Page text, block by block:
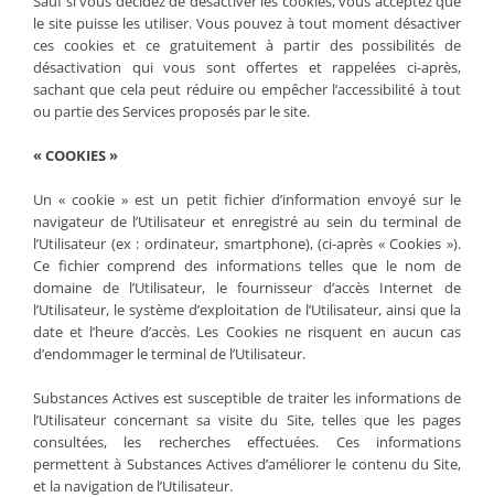
le site puisse les utiliser. Vous pouvez à tout moment désactiver
ces cookies et ce gratuitement à partir des possibilités de
désactivation qui vous sont offertes et rappelées ci-après,
sachant que cela peut réduire ou empêcher l’accessibilité à tout
ou partie des Services proposés par le site.
« COOKIES »
Un « cookie » est un petit fichier d’information envoyé sur le
navigateur de l’Utilisateur et enregistré au sein du terminal de
l’Utilisateur (ex : ordinateur, smartphone), (ci-après « Cookies »).
Ce fichier comprend des informations telles que le nom de
domaine de l’Utilisateur, le fournisseur d’accès Internet de
l’Utilisateur, le système d’exploitation de l’Utilisateur, ainsi que la
date et l’heure d’accès. Les Cookies ne risquent en aucun cas
d’endommager le terminal de l’Utilisateur.
Substances Actives est susceptible de traiter les informations de
l’Utilisateur concernant sa visite du Site, telles que les pages
consultées, les recherches effectuées. Ces informations
permettent à Substances Actives d’améliorer le contenu du Site,
et la navigation de l’Utilisateur.